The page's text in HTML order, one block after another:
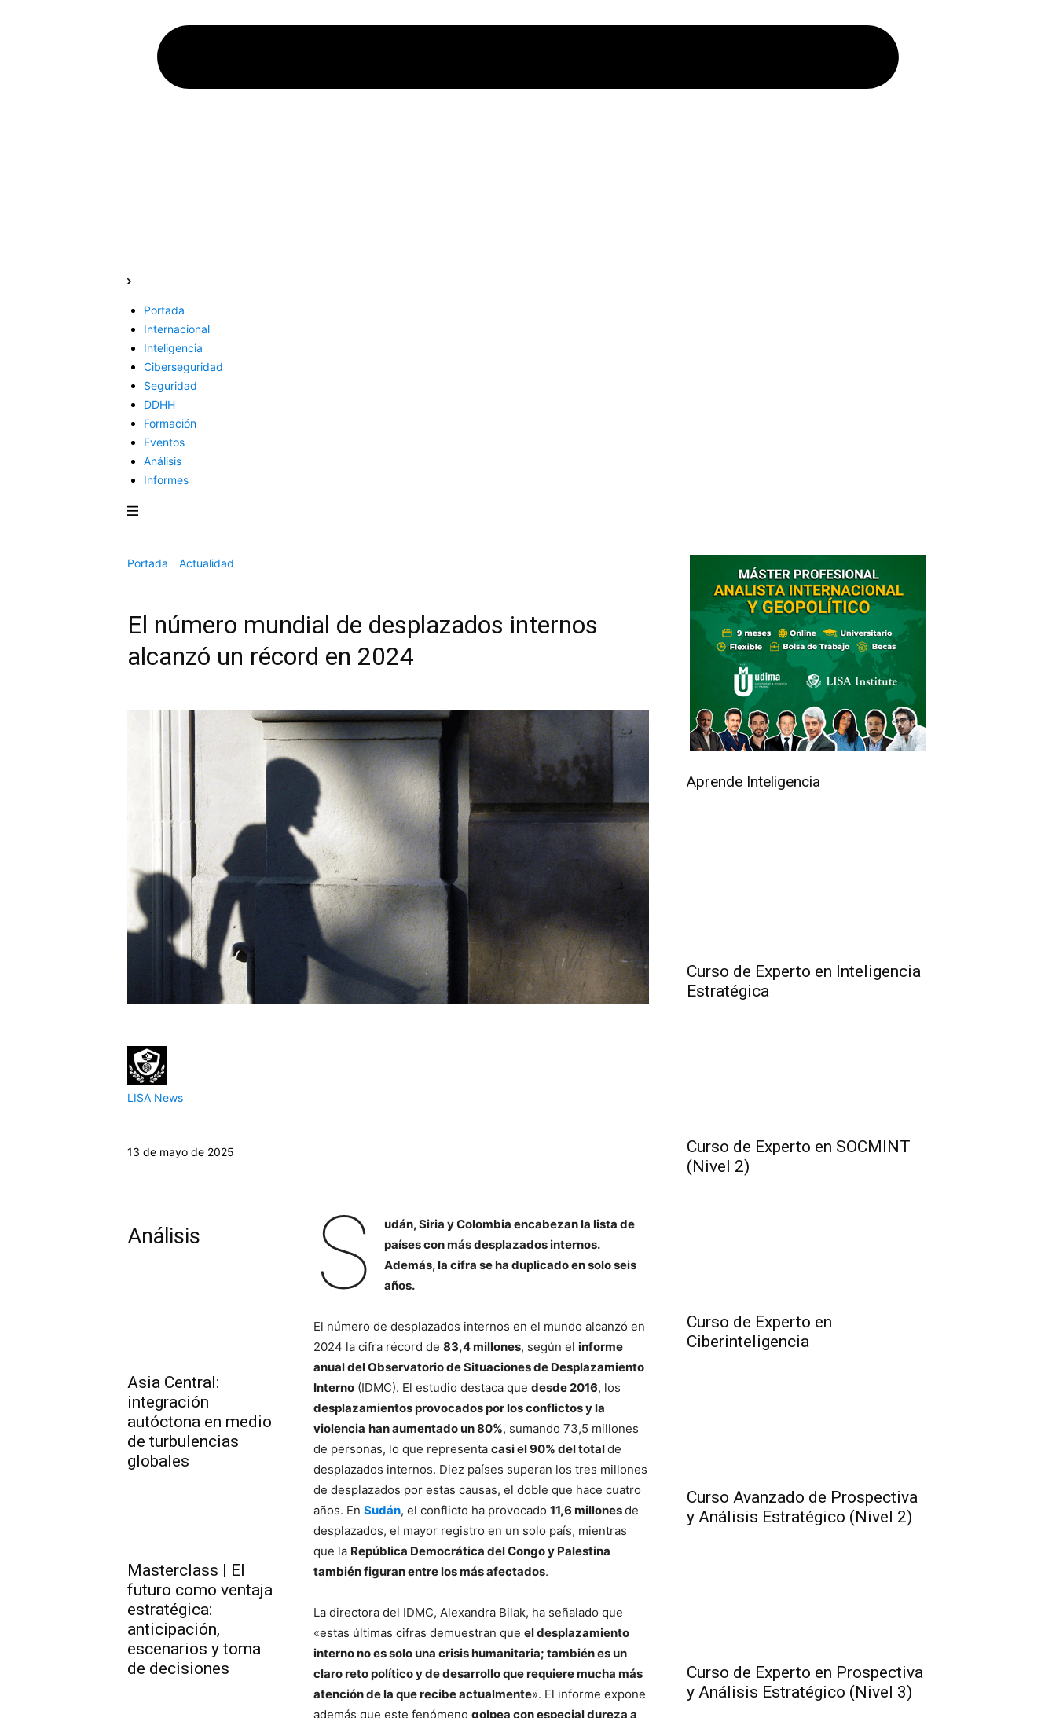
Portada
Internacional
Inteligencia
Ciberseguridad
Seguridad
DDHH
Formación
Eventos
Análisis
Informes
Portada Actualidad
El número mundial de desplazados internos
alcanzó un récord en 2024
LISA News
13 de mayo de 2025
Análisis
Asia Central:
integración
autóctona en medio
de turbulencias
globales
Masterclass | El
futuro como ventaja
estratégica:
anticipación,
escenarios y toma
de decisiones
S
udán, Siria y Colombia encabezan la lista de
países con más desplazados internos.
Además, la cifra se ha duplicado en solo seis
años.
El número de desplazados internos en el mundo alcanzó en
2024 la cifra récord de83,4 millones, según elinforme
anual del Observatorio de Situaciones de Desplazamiento
Interno (IDMC). El estudio destaca quedesde 2016, los
desplazamientos provocados por los conflictos y la
violencia han aumentado un 80%, sumando 73,5 millones
de personas, lo que representacasi el 90% del totalde
desplazados internos. Diez países superan los tres millones
de desplazados por estas causas, el doble que hace cuatro
años. EnSudán, el conflicto ha provocado11,6 millonesde
desplazados, el mayor registro en un solo país, mientras
que la República Democrática del Congo y Palestina
también figuran entre los más afectados.
La directora del IDMC, Alexandra Bilak, ha señalado que
«estas últimas cifras demuestran queel desplazamiento
interno no es solo una crisis humanitaria; también es un
claro reto político y de desarrollo que requiere mucha más
atención de la que recibe actualmente». El informe expone
además que este fenómenogolpea con especial dureza a
Aprende Inteligencia
Curso de Experto en Inteligencia
Estratégica
Curso de Experto en SOCMINT
(Nivel 2)
Curso de Experto en
Ciberinteligencia
Curso Avanzado de Prospectiva
y Análisis Estratégico (Nivel 2)
Curso de Experto en Prospectiva
y Análisis Estratégico (Nivel 3)